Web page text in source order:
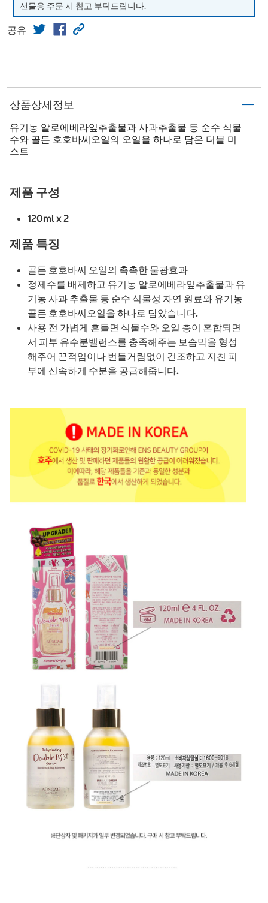
선물용 주문 시 참고 부탁드립니다.
공유
상품상세정보
유기농 알로에베라잎추출물과 사과추출물 등 순수 식물
수와 골든 호호바씨오일의 오일을 하나로 담은 더블 미
스트
제품 구성
120ml x 2
제품 특징
골든 호호바씨 오일의 촉촉한 물광효과
정제수를 배제하고 유기농 알로에베라잎추출물과 유
기농 사과 추출물 등 순수 식물성 자연 원료와 유기농
골든 호호바씨오일을 하나로 담았습니다.
사용 전 가볍게 흔들면 식물수와 오일 층이 혼합되면
서 피부 유수분밸런스를 충족해주는 보습막을 형성
해주어 끈적임이나 번들거림없이 건조하고 지친 피
부에 신속하게 수분을 공급해줍니다.